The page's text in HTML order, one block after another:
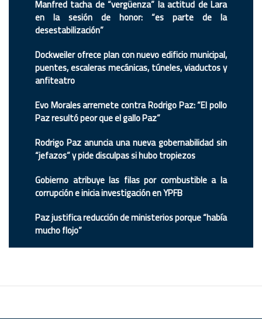
Manfred tacha de “vergüenza” la actitud de Lara
en la sesión de honor: “es parte de la
desestabilización”
Dockweiler ofrece plan con nuevo edificio municipal,
puentes, escaleras mecánicas, túneles, viaductos y
anfiteatro
Evo Morales arremete contra Rodrigo Paz: “El pollo
Paz resultó peor que el gallo Paz”
Rodrigo Paz anuncia una nueva gobernabilidad sin
“jefazos” y pide disculpas si hubo tropiezos
Gobierno atribuye las filas por combustible a la
corrupción e inicia investigación en YPFB
Paz justifica reducción de ministerios porque “había
mucho flojo”